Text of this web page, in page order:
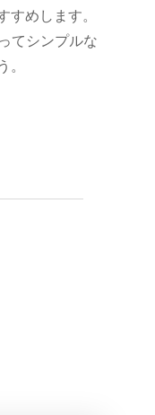
めします。
てシンプルな
。